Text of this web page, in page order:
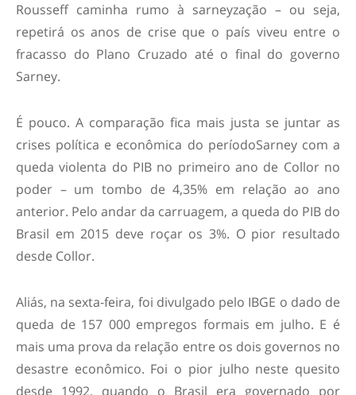
Rousseff caminha rumo à sarneyzação – ou seja,
repetirá os anos de crise que o país viveu entre o
fracasso do Plano Cruzado até o final do governo
Sarney.
É pouco. A comparação fica mais justa se juntar as
crises política e econômica do períodoSarney com a
queda violenta do PIB no primeiro ano de Collor no
poder – um tombo de 4,35% em relação ao ano
anterior. Pelo andar da carruagem, a queda do PIB do
Brasil em 2015 deve roçar os 3%. O pior resultado
desde Collor.
Aliás, na sexta-feira, foi divulgado pelo IBGE o dado de
queda de 157 000 empregos formais em julho. E é
mais uma prova da relação entre os dois governos no
desastre econômico. Foi o pior julho neste quesito
desde 1992, quando o Brasil era governado por